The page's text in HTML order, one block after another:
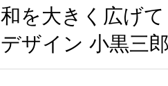
和を大きく広げ
デザイン 小黒三